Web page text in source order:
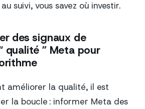
suivi, vous savez où investir.
des signaux de
qualité ” Meta pour
améliorer la qualité, il est
la boucle : informer Meta des